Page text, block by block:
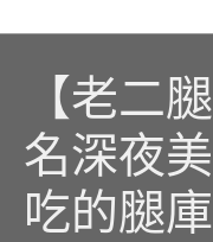
【老二
名深夜
吃的腿